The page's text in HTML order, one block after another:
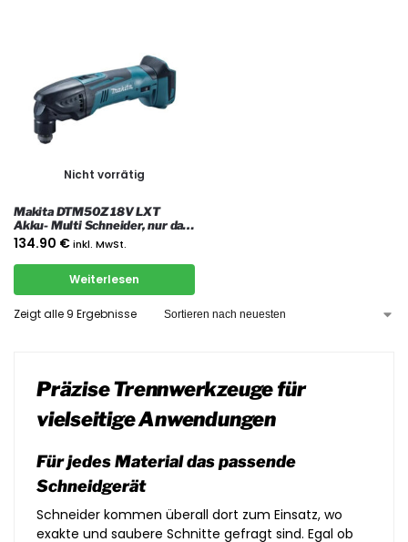
Nicht vorrätig
Makita DTM50Z 18V LXT
Akku- Multi Schneider, nur das
Gerät
134.90 €inkl. MwSt.
Weiterlesen
Zeigt alle 9 Ergebnisse
Präzise Trennwerkzeuge für
vielseitige Anwendungen
Für jedes Material das passende
Schneidgerät
Schneider kommen überall dort zum Einsatz, wo
exakte und saubere Schnitte gefragt sind. Egal ob